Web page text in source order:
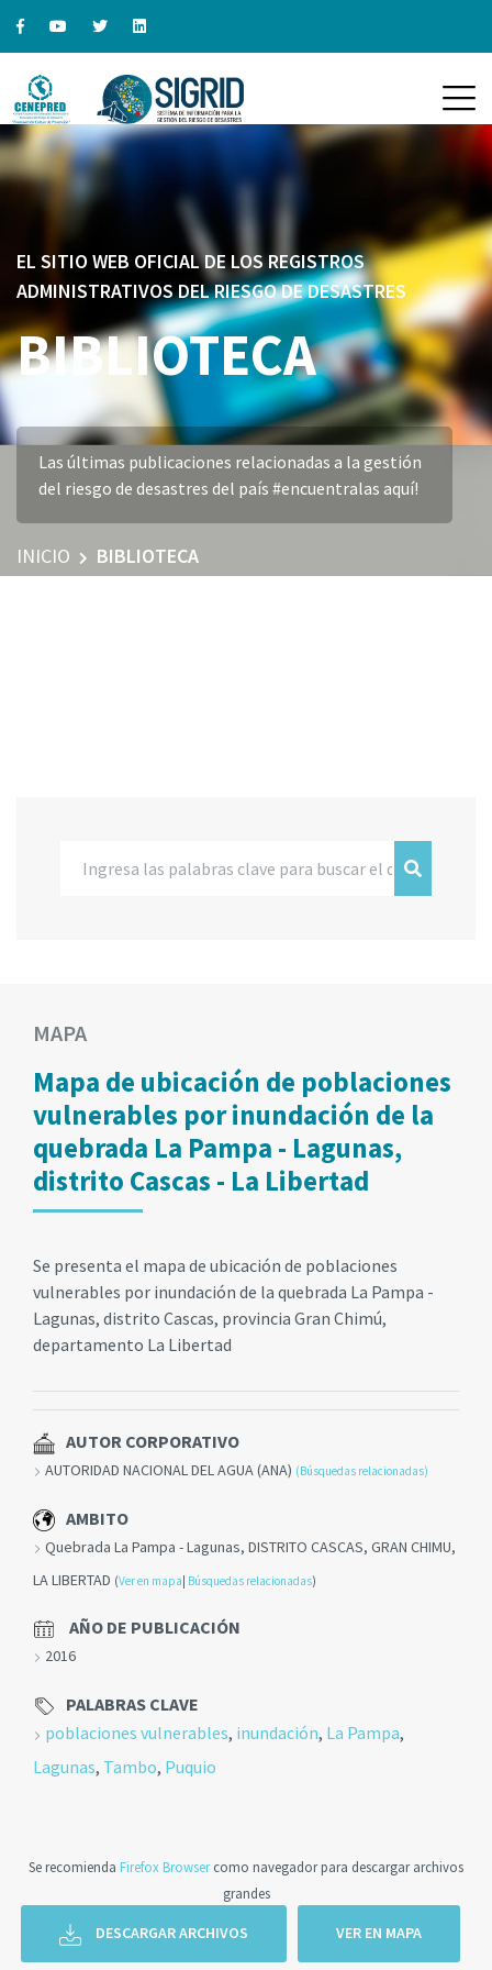
EL SITIO WEB OFICIAL DE LOS REGISTROS
ADMINISTRATIVOS DEL RIESGO DE DESASTRES
BIBLIOTECA
Las últimas publicaciones relacionadas a la gestión
del riesgo de desastres del país #encuentralas aquí!
INICIO BIBLIOTECA
MAPA
Mapa de ubicación de poblaciones
vulnerables por inundación de la
quebrada La Pampa - Lagunas,
distrito Cascas - La Libertad
Se presenta el mapa de ubicación de poblaciones
vulnerables por inundación de la quebrada La Pampa -
Lagunas, distrito Cascas, provincia Gran Chimú,
departamento La Libertad
AUTOR CORPORATIVO
AUTORIDAD NACIONAL DEL AGUA (ANA) (Búsquedas relacionadas)
AMBITO
Quebrada La Pampa - Lagunas, DISTRITO CASCAS, GRAN CHIMU,
LA LIBERTAD (Ver en mapa Búsquedas relacionadas)
AÑO DE PUBLICACIÓN
2016
PALABRAS CLAVE
poblaciones vulnerables, inundación, La Pampa,
Lagunas, Tambo, Puquio
Se recomienda Firefox Browsercomo navegador para descargar archivos
grandes
DESCARGAR ARCHIVOS VER EN MAPA